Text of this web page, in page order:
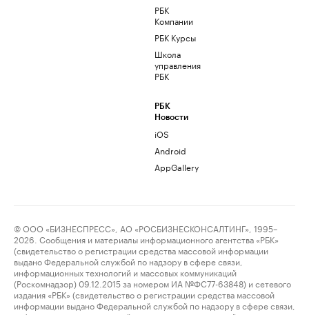
РБК
Компании
РБК Курсы
Школа
управления
РБК
РБК
Новости
iOS
Android
AppGallery
© ООО «БИЗНЕСПРЕСС», АО «РОСБИЗНЕСКОНСАЛТИНГ», 1995–
2026. Сообщения и материалы информационного агентства «РБК»
(свидетельство о регистрации средства массовой информации
выдано Федеральной службой по надзору в сфере связи,
информационных технологий и массовых коммуникаций
(Роскомнадзор) 09.12.2015 за номером ИА №ФС77-63848) и сетевого
издания «РБК» (свидетельство о регистрации средства массовой
информации выдано Федеральной службой по надзору в сфере связи,